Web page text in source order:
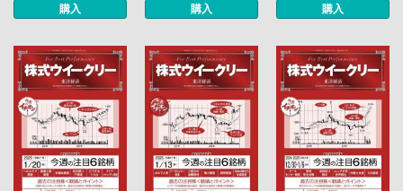
購入 購入 購入